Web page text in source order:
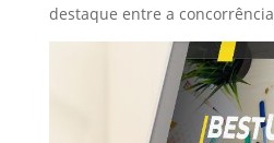
destaque entre a concorrência